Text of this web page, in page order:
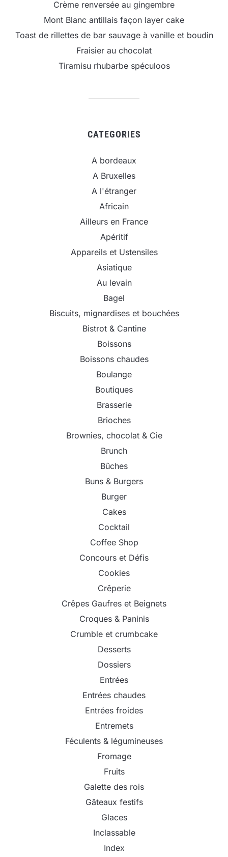
Crème renversée au gingembre
Mont Blanc antillais façon layer cake
Toast de rillettes de bar sauvage à vanille et boudin
Fraisier au chocolat
Tiramisu rhubarbe spéculoos
CATEGORIES
A bordeaux
A Bruxelles
A l'étranger
Africain
Ailleurs en France
Apéritif
Appareils et Ustensiles
Asiatique
Au levain
Bagel
Biscuits, mignardises et bouchées
Bistrot & Cantine
Boissons
Boissons chaudes
Boulange
Boutiques
Brasserie
Brioches
Brownies, chocolat & Cie
Brunch
Bûches
Buns & Burgers
Burger
Cakes
Cocktail
Coffee Shop
Concours et Défis
Cookies
Crêperie
Crêpes Gaufres et Beignets
Croques & Paninis
Crumble et crumbcake
Desserts
Dossiers
Entrées
Entrées chaudes
Entrées froides
Entremets
Féculents & légumineuses
Fromage
Fruits
Galette des rois
Gâteaux festifs
Glaces
Inclassable
Index